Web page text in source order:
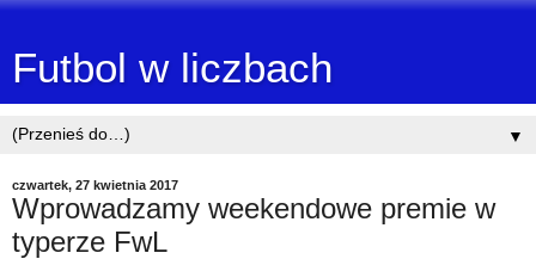
Futbol w liczbach
▼
czwartek, 27 kwietnia 2017
Wprowadzamy weekendowe premie w
typerze FwL